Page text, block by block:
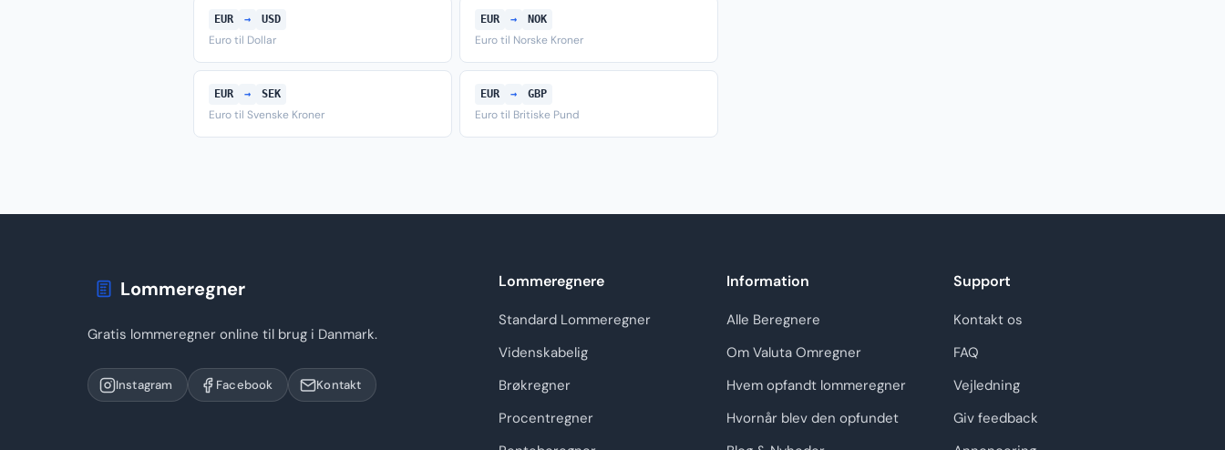
EUR → USD
Euro til Dollar
EUR → NOK
Euro til Norske Kroner
EUR → SEK
Euro til Svenske Kroner
EUR → GBP
Euro til Britiske Pund
Lommeregner
Gratis lommeregner online til brug i Danmark.
Instagram Facebook Kontakt
Lommeregnere
Standard Lommeregner
Videnskabelig
Brøkregner
Procentregner
Information
Alle Beregnere
Om Valuta Omregner
Hvem opfandt lommeregner
Hvornår blev den opfundet
Support
Kontakt os
FAQ
Vejledning
Giv feedback